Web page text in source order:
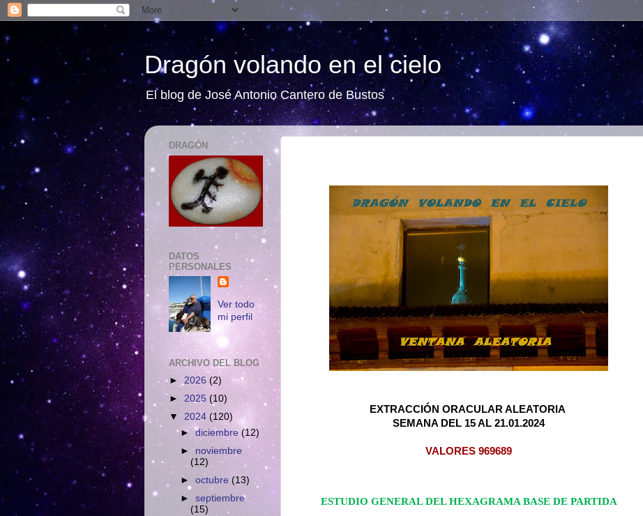
Dragón volando en el cielo
El blog de José Antonio Cantero de Bustos
EXTRACCIÓN ORACULAR ALEATORIA
SEMANA DEL 15 AL 21.01.2024
VALORES 969689
ESTUDIO GENERAL DEL HEXAGRAMA BASE DE PARTIDA
DRAGÓN
DATOS
PERSONALES
Ver todo
mi perfil
ARCHIVO DEL BLOG
►2026 (2)
► 2025 (10)
▼ 2024 (120)
►diciembre(12)
► noviembre
(12)
►octubre (13)
►septiembre
(15)